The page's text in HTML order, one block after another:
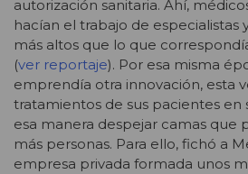
autorización sanitaria. Ahí,
hacían el trabajo de especialistas
más altos que lo que
(ver reportaje). Por esa misma
emprendía otra innovación, esta
tratamientos de sus pacientes en
esa manera despejar camas que
más personas. Para ello, fichó a
empresa privada formada unos